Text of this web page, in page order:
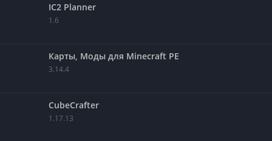
IC2 Planner
1.6
Карты, Моды для Minecraft PE
3.14.4
CubeCrafter
1.17.13